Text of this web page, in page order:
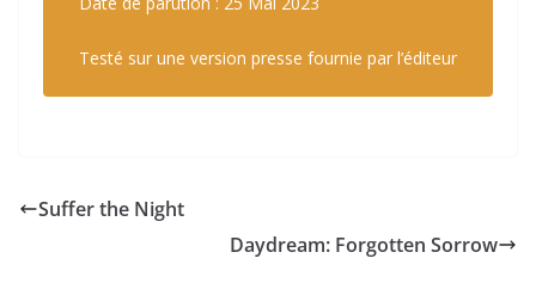
Testé sur une version presse fournie par l’éditeur
Suffer the Night
Daydream: Forgotten Sorrow